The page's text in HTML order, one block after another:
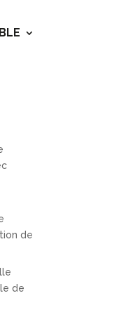
de
de